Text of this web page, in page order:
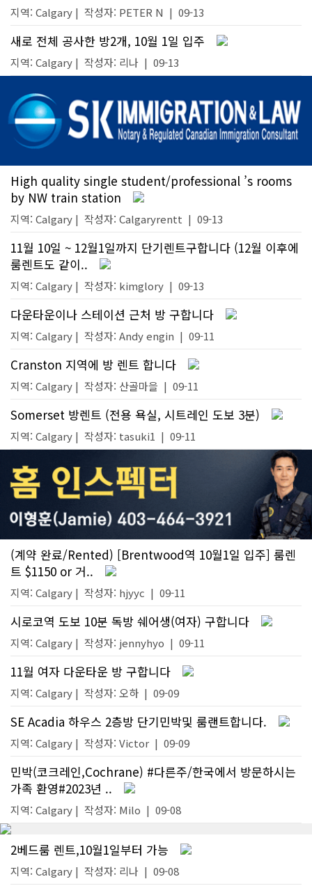
지역: Calgary | 작성자: PETER N | 09-13
새로 전체 공사한 방2개, 10월 1일 입주
지역: Calgary | 작성자: 리나 | 09-13
High quality single student/professional ’s rooms
by NW train station
지역: Calgary | 작성자: Calgaryrentt | 09-13
11월 10일 ~ 12월1일까지 단기렌트구합니다 (12월 이후에
룸렌트도 같이..
지역: Calgary | 작성자: kimglory | 09-13
다운타운이나 스테이션 근처 방 구합니다
지역: Calgary | 작성자: Andy engin | 09-11
Cranston 지역에 방 렌트 합니다
지역: Calgary | 작성자: 산골마을 | 09-11
Somerset 방렌트 (전용 욕실, 시트레인 도보 3분)
지역: Calgary | 작성자: tasuki1 | 09-11
(계약 완료/Rented) [Brentwood역 10월1일 입주] 룸렌
트 $1150 or 거..
지역: Calgary | 작성자: hjyyc | 09-11
시로코역 도보 10분 독방 쉐어생(여자) 구합니다
지역: Calgary | 작성자: jennyhyo | 09-11
11월 여자 다운타운 방 구합니다
지역: Calgary | 작성자: 오하 | 09-09
SE Acadia 하우스 2층방 단기민박및 룸랜트합니다.
지역: Calgary | 작성자: Victor | 09-09
민박(코크레인,Cochrane) #다른주/한국에서 방문하시는
가족 환영#2023년 ..
지역: Calgary | 작성자: Milo | 09-08
2베드룸 렌트,10월1일부터 가능
지역: Calgary | 작성자: 리나 | 09-08